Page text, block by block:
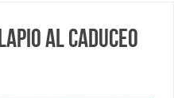
al caduceo